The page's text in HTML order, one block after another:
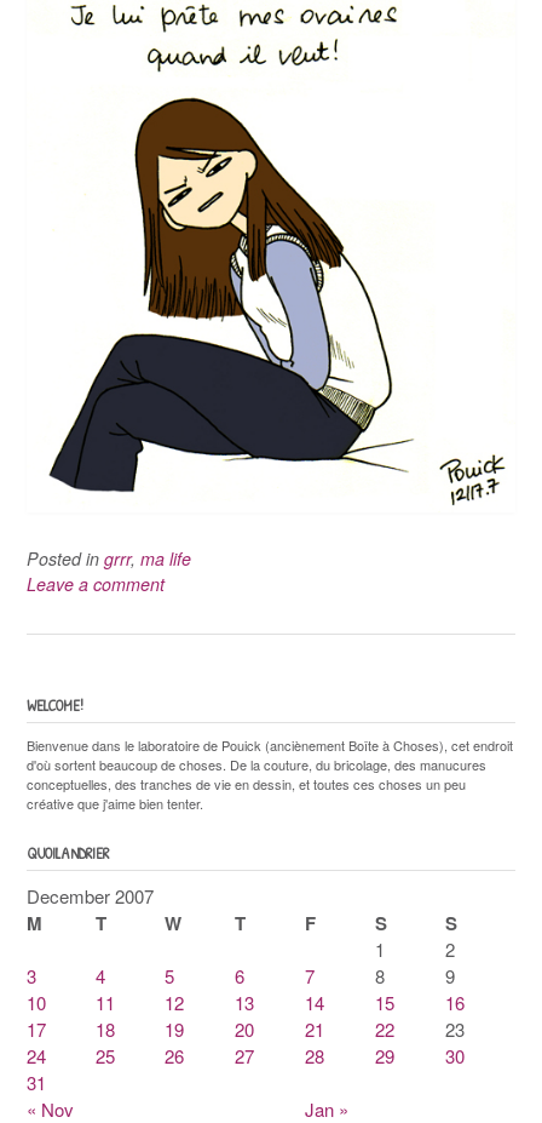
Posted in grrr, ma life
Leave a comment
WELCOME!
Bienvenue dans le laboratoire de Pouick (anciènement Boîte à Choses), cet endroit
d'où sortent beaucoup de choses. De la couture, du bricolage, des manucures
conceptuelles, des tranches de vie en dessin, et toutes ces choses un peu
créative que j'aime bien tenter.
QUOILANDRIER
December 2007
M T W T F S S
« Nov Jan »
1
2
3
4 5 6 7 8
9
10
11 12 13 14 15
16
17
18 19 20 21 22
23
24
25 26 27 28 29
30
31